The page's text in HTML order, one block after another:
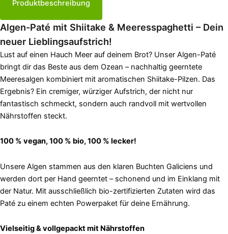
Produktbeschreibung
Algen-Paté mit Shiitake & Meeresspaghetti – Dein
neuer Lieblingsaufstrich!
Lust auf einen Hauch Meer auf deinem Brot? Unser Algen-Paté
bringt dir das Beste aus dem Ozean – nachhaltig geerntete
Meeresalgen kombiniert mit aromatischen Shiitake-Pilzen. Das
Ergebnis? Ein cremiger, würziger Aufstrich, der nicht nur
fantastisch schmeckt, sondern auch randvoll mit wertvollen
Nährstoffen steckt.
100 % vegan, 100 % bio, 100 % lecker!
Unsere Algen stammen aus den klaren Buchten Galiciens und
werden dort per Hand geerntet – schonend und im Einklang mit
der Natur. Mit ausschließlich bio-zertifizierten Zutaten wird das
Paté zu einem echten Powerpaket für deine Ernährung.
Vielseitig & vollgepackt mit Nährstoffen